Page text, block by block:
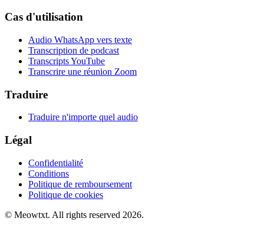
Cas d'utilisation
Audio WhatsApp vers texte
Transcription de podcast
Transcripts YouTube
Transcrire une réunion Zoom
Traduire
Traduire n'importe quel audio
Légal
Confidentialité
Conditions
Politique de remboursement
Politique de cookies
© Meowtxt. All rights reserved 2026.